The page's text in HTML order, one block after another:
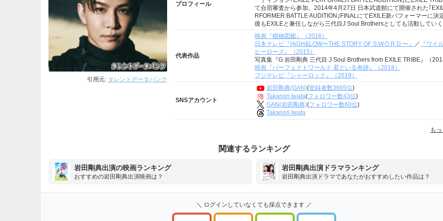
引用元: タレントデータバンク
プロフィール
て合宿審査から参加。2014年4月27日 日本武道館にて開催された｢
RFORMER BATTLE AUDITION｣FINALにてEXILE新パフォーマーに決
後もEXILEと兼任しながら三代目J Soul Brothersとしても活動してい
代表作品
映画『植物図鑑』（2016）
日本テレビ『HiGH&LOW〜THE STORY OF S.W.O.R.D.〜』
／
『ワイ
ヒーローズ』（2015）
写真集『G 岩田剛典 三代目 J Soul Brothers from EXILE TRIBE』（
映画『パーフェクトワールド 君といる奇跡』（2018）
フジテレビ『シャーロック』（2019）
SNSアカウント
岩田剛典(GAN)(登録者数3665位)
Takanori Iwata(フォロワー数43位)
GAN(岩田剛典)(フォロワー数60位)
Takanori Iwata
も
関連するランキング
岩田剛典出演の映画ランキング
おすすめの岩田剛典出演映画は？
岩田剛典出演ドラマランキング
岩田剛典出演ドラマであなたがおすすめしたい作品は？
＼ ログインしていなくても採点できます ／